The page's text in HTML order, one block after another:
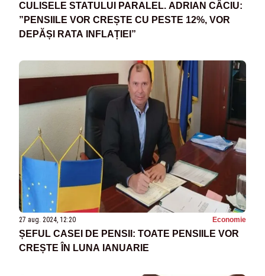
CULISELE STATULUI PARALEL. ADRIAN CÂCIU:
”PENSIILE VOR CREȘTE CU PESTE 12%, VOR
DEPĂȘI RATA INFLAȚIEI”
27 aug. 2024, 12:20 Economie
ȘEFUL CASEI DE PENSII: TOATE PENSIILE VOR
CREȘTE ÎN LUNA IANUARIE